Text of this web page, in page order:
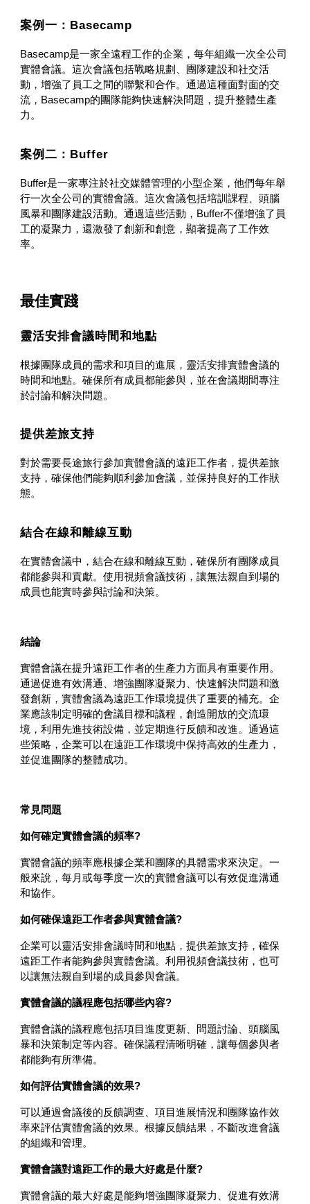
案例一：Basecamp
Basecamp是一家全遠程工作的企業，每年組織一次全公司
實體會議。這次會議包括戰略規劃、團隊建設和社交活
動，增強了員工之間的聯繫和合作。通過這種面對面的交
流，Basecamp的團隊能夠快速解決問題，提升整體生產
力。
案例二：Buffer
Buffer是一家專注於社交媒體管理的小型企業，他們每年舉
行一次全公司的實體會議。這次會議包括培訓課程、頭腦
風暴和團隊建設活動。通過這些活動，Buffer不僅增強了員
工的凝聚力，還激發了創新和創意，顯著提高了工作效
率。
最佳實踐
靈活安排會議時間和地點
根據團隊成員的需求和項目的進展，靈活安排實體會議的
時間和地點。確保所有成員都能參與，並在會議期間專注
於討論和解決問題。
提供差旅支持
對於需要長途旅行參加實體會議的遠距工作者，提供差旅
支持，確保他們能夠順利參加會議，並保持良好的工作狀
態。
結合在線和離線互動
在實體會議中，結合在線和離線互動，確保所有團隊成員
都能參與和貢獻。使用視頻會議技術，讓無法親自到場的
成員也能實時參與討論和決策。
結論
實體會議在提升遠距工作者的生產力方面具有重要作用。
通過促進有效溝通、增強團隊凝聚力、快速解決問題和激
發創新，實體會議為遠距工作環境提供了重要的補充。企
業應該制定明確的會議目標和議程，創造開放的交流環
境，利用先進技術設備，並定期進行反饋和改進。通過這
些策略，企業可以在遠距工作環境中保持高效的生產力，
並促進團隊的整體成功。
常見問題
如何確定實體會議的頻率?
實體會議的頻率應根據企業和團隊的具體需求來決定。一
般來說，每月或每季度一次的實體會議可以有效促進溝通
和協作。
如何確保遠距工作者參與實體會議?
企業可以靈活安排會議時間和地點，提供差旅支持，確保
遠距工作者能夠參與實體會議。利用視頻會議技術，也可
以讓無法親自到場的成員參與會議。
實體會議的議程應包括哪些內容?
實體會議的議程應包括項目進度更新、問題討論、頭腦風
暴和決策制定等內容。確保議程清晰明確，讓每個參與者
都能夠有所準備。
如何評估實體會議的效果?
可以通過會議後的反饋調查、項目進展情況和團隊協作效
率來評估實體會議的效果。根據反饋結果，不斷改進會議
的組織和管理。
實體會議對遠距工作的最大好處是什麼?
實體會議的最大好處是能夠增強團隊凝聚力、促進有效溝